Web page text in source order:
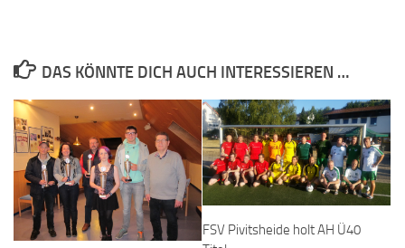
DAS KÖNNTE DICH AUCH INTERESSIEREN …
FSV Pivitsheide holt AH Ü40